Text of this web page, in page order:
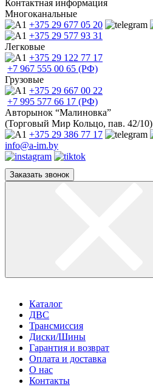
Контактная информация
Многоканальные
+375 29 677 05 20
+375 29 577 93 31
Легковые
+375 29 122 77 17
+7 967 555 00 65 (РФ)
Грузовые
+375 29 667 00 22
+7 995 577 66 17 (РФ)
Авторынок “Малиновка”
(Торговый Мир Кольцо, пав. 42/10)
+375 29 386 77 17
info@a-im.by
Заказать звонок
Каталог
ДВС
Трансмиссия
Диски/Шины
Гарантия и возврат
Оплата и доставка
О нас
Контакты